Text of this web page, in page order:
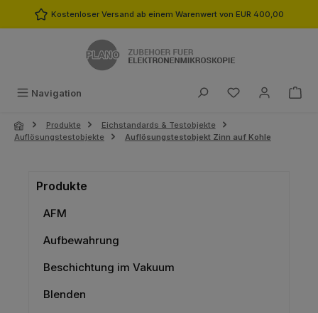
Zum Hauptinhalt springen
Kostenloser Versand ab einem Warenwert von EUR 400,00
Navigation Du hast 0
Produkte
Eichstandards & Testobjekte
Auflösungstestobjekte
Auflösungstestobjekt Zinn auf Kohle
Produkte
AFM
Aufbewahrung
Beschichtung im Vakuum
Blenden